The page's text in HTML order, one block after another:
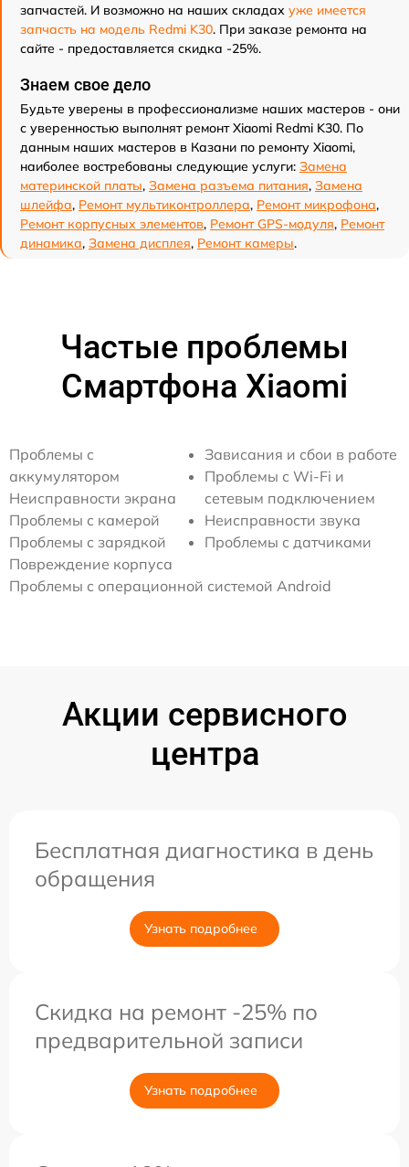
запчастей. И возможно на наших складах уже имеется
запчасть на модель Redmi K30. При заказе ремонта на
сайте - предоставляется скидка -25%.
Знаем свое дело
Будьте уверены в профессионализме наших мастеров - они
с уверенностью выполнят ремонт Xiaomi Redmi K30. По
данным наших мастеров в Казани по ремонту Xiaomi,
наиболее востребованы следующие услуги: Замена
материнской платы, Замена разъема питания, Замена
шлейфа, Ремонт мультиконтроллера, Ремонт микрофона,
Ремонт корпусных элементов, Ремонт GPS-модуля, Ремонт
динамика, Замена дисплея, Ремонт камеры.
Частые проблемы
Смартфона Xiaomi
Проблемы с
аккумулятором
Неисправности экрана
Проблемы с камерой
Проблемы с зарядкой
Зависания и сбои в работе
Проблемы с Wi-Fi и
сетевым подключением
Неисправности звука
Проблемы с датчиками
Повреждение корпуса
Проблемы с операционной системой Android
Акции сервисного
центра
Бесплатная диагностика в день
обращения
Узнать подробнее
Скидка на ремонт -25% по
предварительной записи
Узнать подробнее